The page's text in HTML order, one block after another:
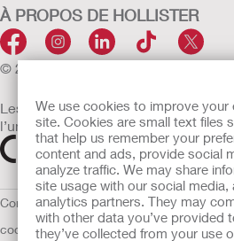
We use cookies to improve your
site. Cookies are small text files
that help us remember your
content and ads, provide social
analyze traffic. We may share
site usage with our social media,
analytics partners. They may
with other data you’ve provided
they’ve collected from your use
À PROPOS DE HOLLISTER
© 2026 Hollister Incorporated
Les dispositifs médicaux vendus
l’un des symboles suivants selon le
Conditions d'utilisationPolitique de
cookies UE Avis au Dénonciateur